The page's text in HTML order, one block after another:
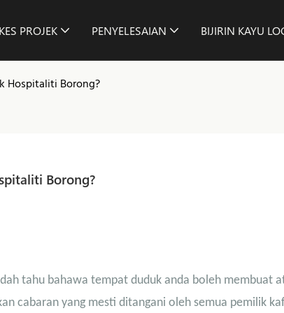
KES PROJEK PENYELESAIAN BIJIRIN KAYU
Hospitaliti Borong?
Borong?
tahu bahawa tempat duduk anda boleh membuat
cabaran yang mesti ditangani oleh semua pemilik